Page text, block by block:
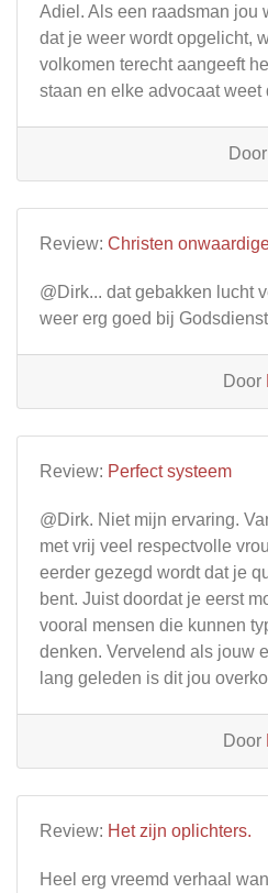
Adiel. Als een raadsman jou
dat je weer wordt opgelicht,
volkomen terecht aangeeft
staan en elke advocaat weet
Door
Review: Christen
@Dirk... dat gebakken lucht
weer erg goed bij Godsdienst
Door
Review: Perfect systeem
@Dirk. Niet mijn ervaring.
met vrij veel respectvolle
eerder gezegd wordt dat je
bent. Juist doordat je eerst
vooral mensen die kunnen
denken. Vervelend als jouw
lang geleden is dit jou
Door
Review: Het zijn oplichters.
Heel erg vreemd verhaal